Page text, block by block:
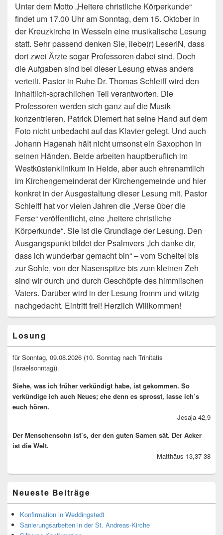
Unter dem Motto „Heitere christliche Körperkunde“
findet um 17.00 Uhr am Sonntag, dem 15. Oktober in
der Kreuzkirche in Wesseln eine musikalische Lesung
statt. Sehr passend denken Sie, liebe(r) LeserIN, dass
dort zwei Ärzte sogar Professoren dabei sind. Doch
die Aufgaben sind bei dieser Lesung etwas anders
verteilt. Pastor in Ruhe Dr. Thomas Schleiff wird den
inhaltlich-sprachlichen Teil verantworten. Die
Professoren werden sich ganz auf die Musik
konzentrieren. Patrick Diemert hat seine Hand auf dem
Foto nicht unbedacht auf das Klavier gelegt. Und auch
Johann Hagenah hält nicht umsonst ein Saxophon in
seinen Händen. Beide arbeiten hauptberuflich im
Westküstenklinikum in Heide, aber auch ehrenamtlich
im Kirchengemeinderat der Kirchengemeinde und hier
konkret in der Ausgestaltung dieser Lesung mit. Pastor
Schleiff hat vor vielen Jahren die „Verse über die
Ferse“ veröffentlicht, eine „heitere christliche
Körperkunde“. Sie ist die Grundlage der Lesung. Den
Ausgangspunkt bildet der Psalmvers „Ich danke dir,
dass ich wunderbar gemacht bin“ – vom Scheitel bis
zur Sohle, von der Nasenspitze bis zum kleinen Zeh
sind wir durch und durch Geschöpfe des himmlischen
Vaters. Darüber wird in der Lesung fromm und witzig
nachgedacht. Eintritt frei! Herzlich Willkommen!
Sidebar
Widget
Area
Losung
für Sonntag, 09.08.2026 (10. Sonntag nach Trinitatis
(Israelsonntag)).
Siehe, was ich früher verkündigt habe, ist gekommen. So
verkündige ich auch Neues; ehe denn es sprosst, lasse ich’s
euch hören.
Jesaja 42,9
Der Menschensohn ist’s, der den guten Samen sät. Der Acker
ist die Welt.
Matthäus 13,37-38
Neueste Beiträge
Konfirmation in Weddingstedt
Sanierungsarbeiten in der St. Andreas-Kirche